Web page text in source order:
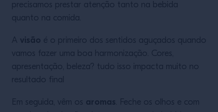
precisamos prestar atenção tanto na bebida
quanto na comida.
A visão é o primeiro dos sentidos aguçados quando
vamos fazer uma boa harmonização. Cores,
apresentação, beleza? tudo isso impacta muito no
resultado final
Em seguida, vêm os aromas. Feche os olhos e com